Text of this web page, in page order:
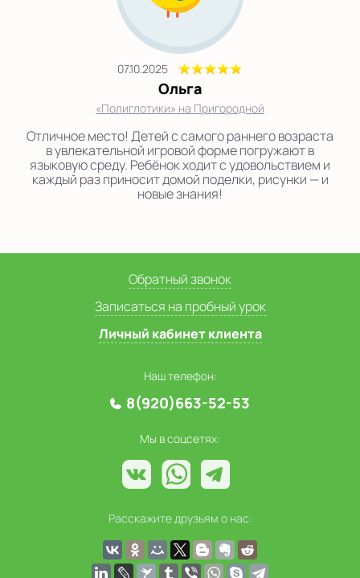
07.10.2025
Ольга
«Полиглотики» на Пригородной
Отличное место! Детей с самого раннего возраста
в увлекательной игровой форме погружают в
языковую среду. Ребёнок ходит с удовольствием и
каждый раз приносит домой поделки, рисунки — и
новые знания!
Обратный звонок
Записаться на пробный урок
Личный кабинет клиента
Наш телефон:
8(920)663-52-53
Мы в соцсетях:
Расскажите друзьям о нас: